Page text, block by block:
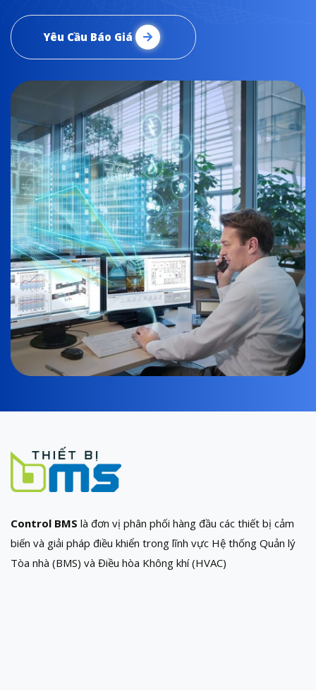
Yêu Cầu Báo Giá
Control BMS là đơn vị phân phối hàng đầu các thiết bị cảm
biến và giải pháp điều khiển trong lĩnh vực Hệ thống Quản lý
Tòa nhà (BMS) và Điều hòa Không khí (HVAC)